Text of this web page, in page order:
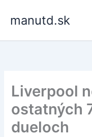
manutd.sk
Liverpool
ostatných
dueloch